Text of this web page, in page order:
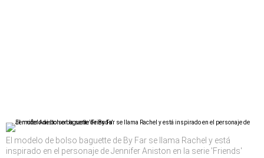
El modelo de bolso baguette de By Far se llama Rachel y está
inspirado en el personaje de Jennifer Aniston en la serie 'Friends'